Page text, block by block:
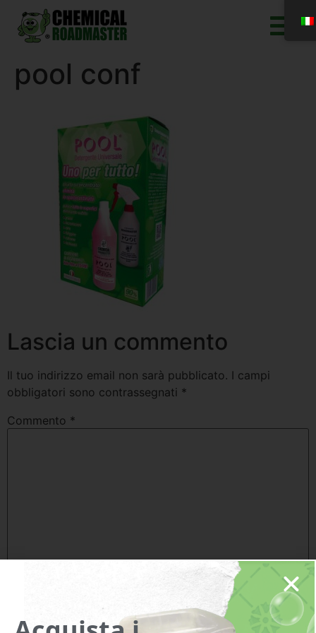
pool conf
Lascia un commento
Il tuo indirizzo email non sarà pubblicato. I campi
obbligatori sono contrassegnati *
Commento *